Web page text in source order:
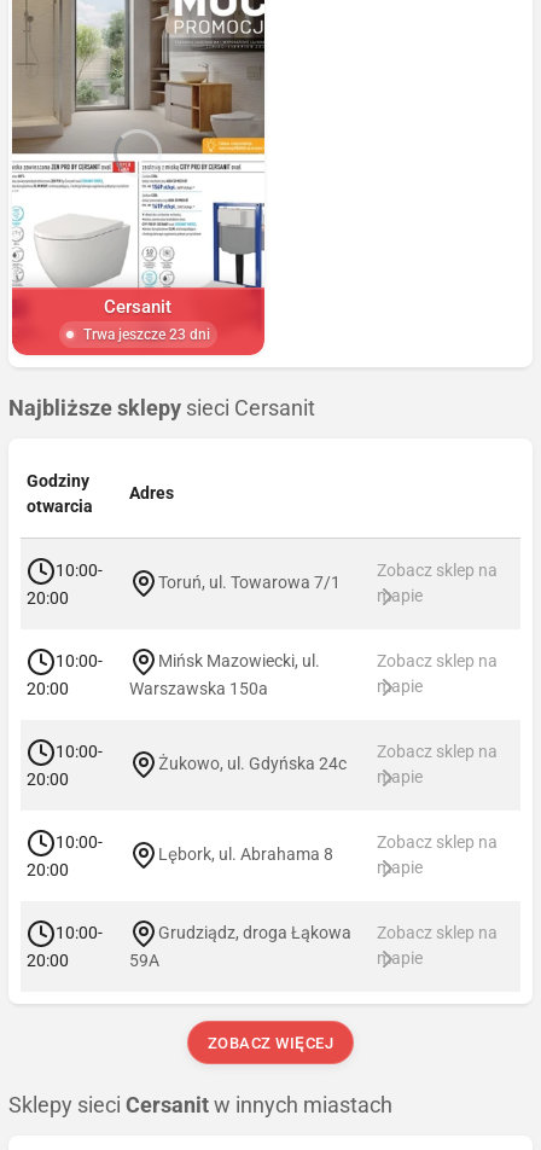
Cersanit
Trwa jeszcze 23 dni
Najbliższe sklepy sieci Cersanit
Godziny
otwarcia
Adres
10:00-
20:00
Toruń, ul. Towarowa 7/1
Zobacz sklep na
mapie
10:00-
20:00
Mińsk Mazowiecki, ul.
Warszawska 150a
Zobacz sklep na
mapie
10:00-
20:00
Żukowo, ul. Gdyńska 24c
Zobacz sklep na
mapie
10:00-
20:00
Lębork, ul. Abrahama 8
Zobacz sklep na
mapie
10:00-
20:00
Grudziądz, droga Łąkowa
59A
Zobacz sklep na
mapie
ZOBACZ WIĘCEJ
Sklepy sieci Cersanit w innych miastach